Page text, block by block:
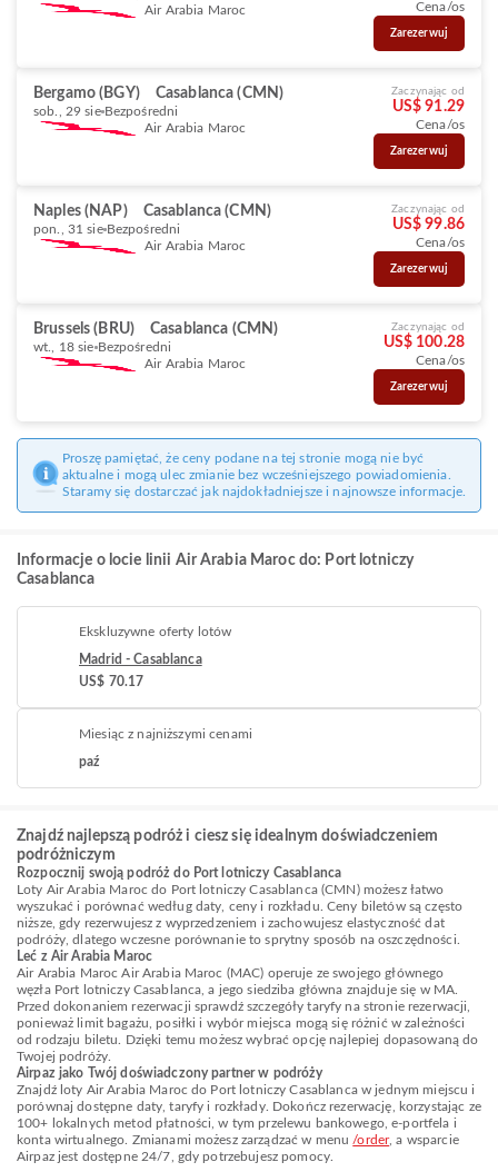
Air Arabia Maroc
Cena/os
Zarezerwuj
Bergamo (BGY) Casablanca (CMN)
sob., 29 sie Bezpośredni
Air Arabia Maroc
Zaczynając od
US$ 91.29
Cena/os
Zarezerwuj
Naples (NAP) Casablanca (CMN)
pon., 31 sie Bezpośredni
Air Arabia Maroc
Zaczynając od
US$ 99.86
Cena/os
Zarezerwuj
Brussels (BRU) Casablanca (CMN)
wt., 18 sie Bezpośredni
Air Arabia Maroc
Zaczynając od
US$ 100.28
Cena/os
Zarezerwuj
Proszę pamiętać, że ceny podane na tej stronie mogą nie być
aktualne i mogą ulec zmianie bez wcześniejszego powiadomienia.
Staramy się dostarczać jak najdokładniejsze i najnowsze informacje.
Informacje o locie linii Air Arabia Maroc do: Port lotniczy
Casablanca
Ekskluzywne oferty lotów
Madrid - Casablanca
US$ 70.17
Miesiąc z najniższymi cenami
paź
Znajdź najlepszą podróż i ciesz się idealnym doświadczeniem
podróżniczym
Rozpocznij swoją podróż do Port lotniczy Casablanca
Loty Air Arabia Maroc do Port lotniczy Casablanca (CMN) możesz łatwo
wyszukać i porównać według daty, ceny i rozkładu. Ceny biletów są często
niższe, gdy rezerwujesz z wyprzedzeniem i zachowujesz elastyczność dat
podróży, dlatego wczesne porównanie to sprytny sposób na oszczędności.
Leć z Air Arabia Maroc
Air Arabia Maroc Air Arabia Maroc (MAC) operuje ze swojego głównego
węzła Port lotniczy Casablanca, a jego siedziba główna znajduje się w MA.
Przed dokonaniem rezerwacji sprawdź szczegóły taryfy na stronie rezerwacji,
ponieważ limit bagażu, posiłki i wybór miejsca mogą się różnić w zależności
od rodzaju biletu. Dzięki temu możesz wybrać opcję najlepiej dopasowaną do
Twojej podróży.
Airpaz jako Twój doświadczony partner w podróży
Znajdź loty Air Arabia Maroc do Port lotniczy Casablanca w jednym miejscu i
porównaj dostępne daty, taryfy i rozkłady. Dokończ rezerwację, korzystając ze
100+ lokalnych metod płatności, w tym przelewu bankowego, e-portfela i
konta wirtualnego. Zmianami możesz zarządzać w menu /order, a wsparcie
Airpaz jest dostępne 24/7, gdy potrzebujesz pomocy.